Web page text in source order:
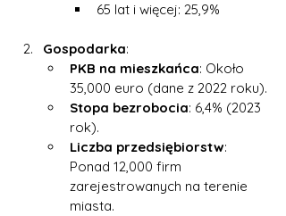
65 lat i więcej: 25,9%
Gospodarka:
PKB na mieszkańca: Około
35,000 euro (dane z 2022 roku).
Stopa bezrobocia: 6,4% (2023
rok).
Liczba przedsiębiorstw:
Ponad 12,000 firm
zarejestrowanych na terenie
miasta.